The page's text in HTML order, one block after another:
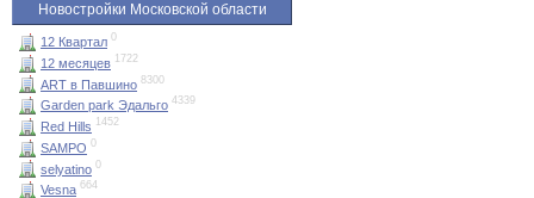
Новостройки Московской области
12 Квартал 0
12 месяцев 1722
ART в Павшино 8300
Garden park Эдальго 4339
Red Hills 1452
SAMPO 0
selyatino 0
Vesna 664